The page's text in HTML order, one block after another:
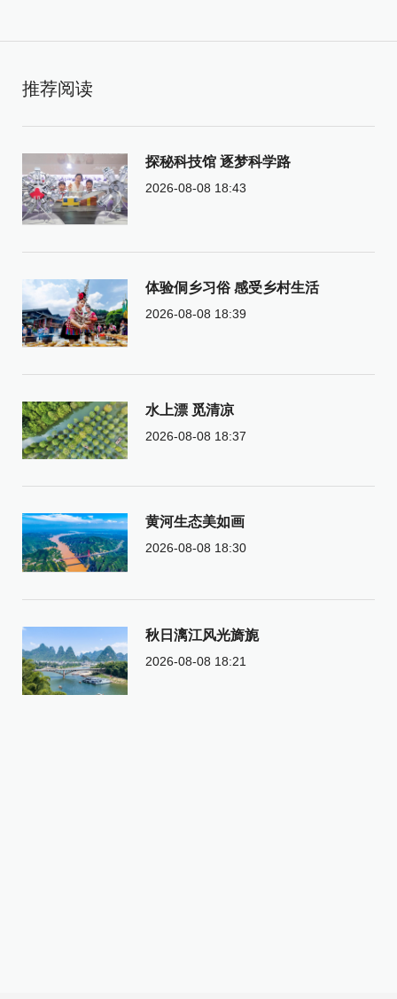
推荐阅读
探秘科技馆 逐梦科学路
2026-08-08 18:43
体验侗乡习俗 感受乡村生活
2026-08-08 18:39
水上漂 觅清凉
2026-08-08 18:37
黄河生态美如画
2026-08-08 18:30
秋日漓江风光旖旎
2026-08-08 18:21